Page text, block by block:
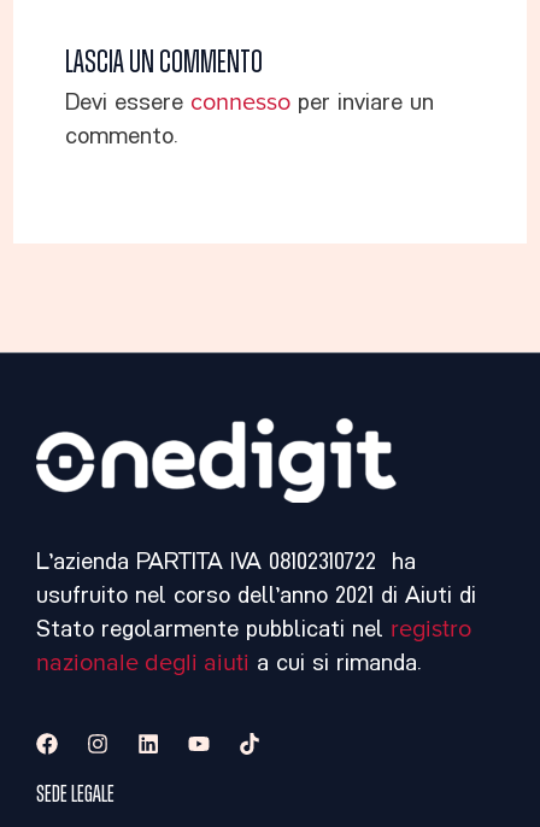
Lascia un commento
Devi essere connessoper inviare un
commento.
L’azienda PARTITA IVA 08102310722 ha
usufruito nel corso dell’anno 2021 di Aiuti di
Stato regolarmente pubblicati nel registro
nazionale degli aiuti a cui si rimanda.
Sede legale